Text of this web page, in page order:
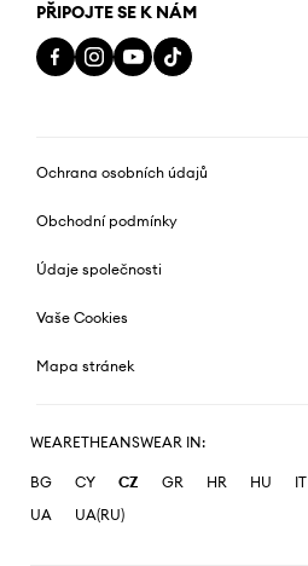
PŘIPOJTE SE K NÁM
Ochrana osobních údajů
Obchodní podmínky
Údaje společnosti
Vaše Cookies
Mapa stránek
WEARETHEANSWEAR IN:
BG CY CZ GR HR HU IT
UA
UA(RU)